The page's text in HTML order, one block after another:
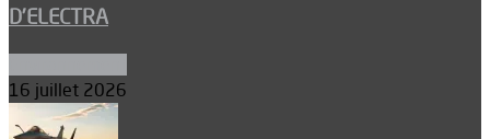
D’ELECTRA
16 juillet 2026